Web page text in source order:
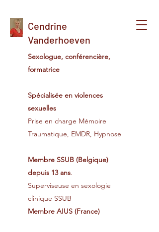
Cendrine
Vanderhoeven
Sexologue, conférencière,
formatrice
Spécialisée en violences
sexuelles
Prise en charge Mémoire
Traumatique, EMDR, Hypnose
Membre SSUB (Belgique)
depuis 13 ans.
Superviseuse en sexologie
clinique SSUB
Membre AIUS (France)